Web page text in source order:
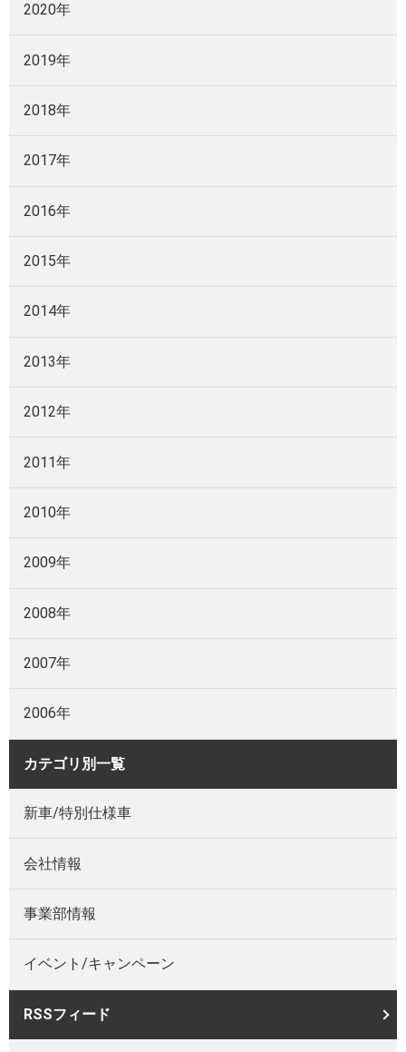
2020年
2019年
2018年
2017年
2016年
2015年
2014年
2013年
2012年
2011年
2010年
2009年
2008年
2007年
2006年
カテゴリ別一覧
新車/特別仕様車
会社情報
事業部情報
イベント/キャンペーン
RSSフィード